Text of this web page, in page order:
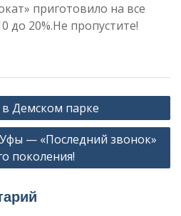
приготовило на все
до 20%.Не пропустите!
Демском парке
— «Последний звонок»
поколения!